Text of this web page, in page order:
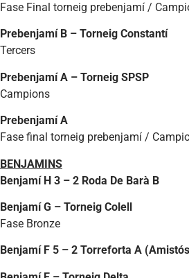
Fase Final torneig prebenjamí /
Prebenjamí B – Torneig Constantí
Tercers
Prebenjamí A – Torneig SPSP
Campions
Prebenjamí A
Fase final torneig prebenjamí /
BENJAMINS
Benjamí H 3 – 2 Roda De Barà B
Benjamí G – Torneig Colell
Fase Bronze
­Benjamí F 5 – 2 Torreforta A